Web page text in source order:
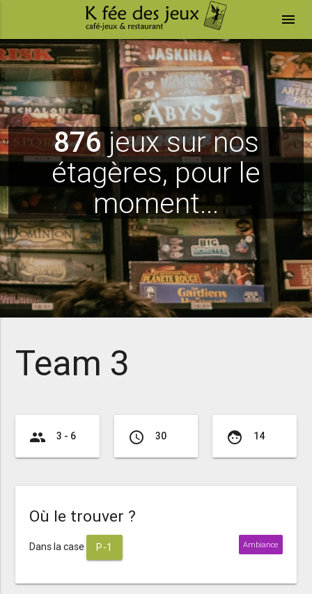
menu
876jeux sur nos
étagères, pour le
moment...
Team 3
group 3 - 6 access_time 30 face 14
Où le trouver ?
Dans la case P-1 Ambiance